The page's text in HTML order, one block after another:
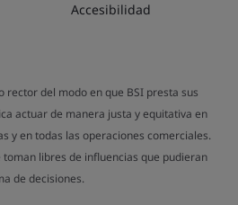
Accesibilidad
rector del modo en que BSI presta sus
actuar de manera justa y equitativa en
y en todas las operaciones comerciales.
libres de influencias que pudieran
de decisiones.